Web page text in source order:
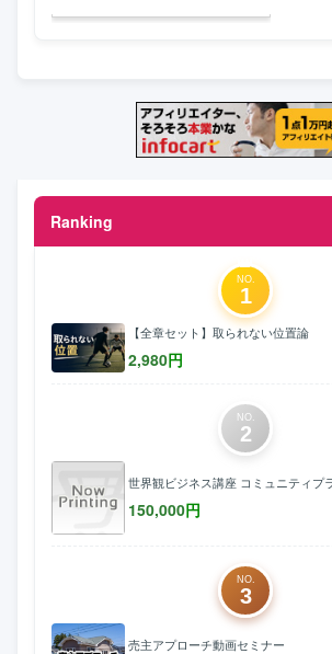
Ranking
NO.
1
【全章セット】取られない位置論
2,980円
NO.
2
世界観ビジネス講座 コミュニティプ
150,000円
NO.
3
売主アプローチ動画セミナー